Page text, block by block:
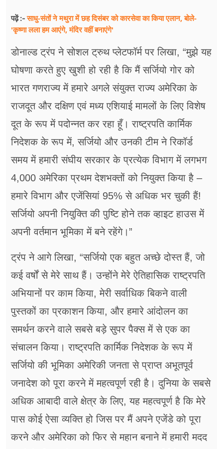
पढ़ें :-साधु-संतों ने मथुरा में छह दिसंबर को कारसेवा का किया एलान, बोले-
'कृष्णा लला हम आएंगे, मंदिर वहीं बनाएंगे'
डोनाल्ड ट्रंप ने सोशल ट्रुथ प्लेटफॉर्म पर लिखा, “मुझे यह
घोषणा करते हुए खुशी हो रही है कि मैं सर्जियो गोर को
भारत गणराज्य में हमारे अगले संयुक्त राज्य अमेरिका के
राजदूत और दक्षिण एवं मध्य एशियाई मामलों के लिए विशेष
दूत के रूप में पदोन्नत कर रहा हूँ। राष्ट्रपति कार्मिक
निदेशक के रूप में, सर्जियो और उनकी टीम ने रिकॉर्ड
समय में हमारी संघीय सरकार के प्रत्येक विभाग में लगभग
4,000 अमेरिका प्रथम देशभक्तों को नियुक्त किया है –
हमारे विभाग और एजेंसियां 95% से अधिक भर चुकी हैं!
सर्जियो अपनी नियुक्ति की पुष्टि होने तक व्हाइट हाउस में
अपनी वर्तमान भूमिका में बने रहेंगे।”
ट्रंप ने आगे लिखा, “सर्जियो एक बहुत अच्छे दोस्त हैं, जो
कई वर्षों से मेरे साथ हैं। उन्होंने मेरे ऐतिहासिक राष्ट्रपति
अभियानों पर काम किया, मेरी सर्वाधिक बिकने वाली
पुस्तकों का प्रकाशन किया, और हमारे आंदोलन का
समर्थन करने वाले सबसे बड़े सुपर पैक्स में से एक का
संचालन किया। राष्ट्रपति कार्मिक निदेशक के रूप में
सर्जियो की भूमिका अमेरिकी जनता से प्राप्त अभूतपूर्व
जनादेश को पूरा करने में महत्वपूर्ण रही है। दुनिया के सबसे
अधिक आबादी वाले क्षेत्र के लिए, यह महत्वपूर्ण है कि मेरे
पास कोई ऐसा व्यक्ति हो जिस पर मैं अपने एजेंडे को पूरा
करने और अमेरिका को फिर से महान बनाने में हमारी मदद